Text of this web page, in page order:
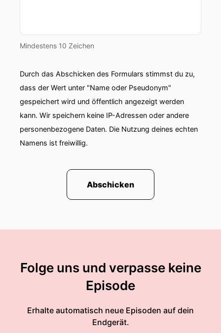
Mindestens 10 Zeichen
Durch das Abschicken des Formulars stimmst du zu,
dass der Wert unter "Name oder Pseudonym"
gespeichert wird und öffentlich angezeigt werden
kann. Wir speichern keine IP-Adressen oder andere
personenbezogene Daten. Die Nutzung deines echten
Namens ist freiwillig.
Abschicken
Folge uns und verpasse keine
Episode
Erhalte automatisch neue Episoden auf dein
Endgerät.